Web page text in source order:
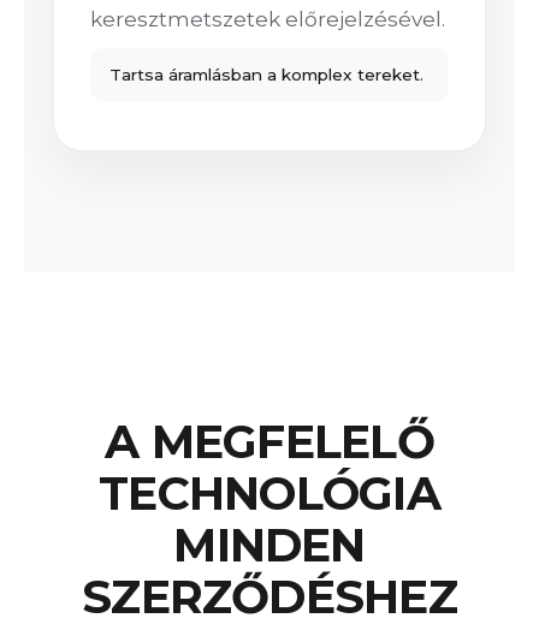
keresztmetszetek előrejelzésével.
Tartsa áramlásban a komplex tereket.
A MEGFELELŐ
TECHNOLÓGIA
MINDEN
SZERZŐDÉSHEZ